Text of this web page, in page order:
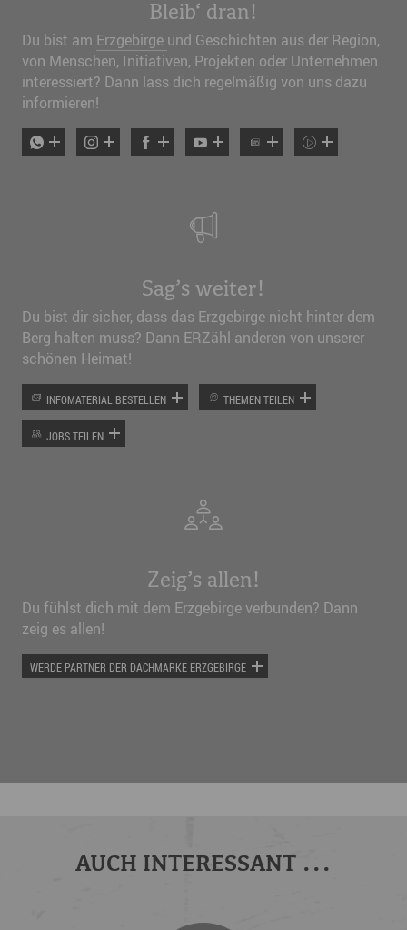
Bleib‘ dran!
Du bist am Erzgebirge und Geschichten aus der Region,
von Menschen, Initiativen, Projekten oder Unternehmen
interessiert? Dann lass dich regelmäßig von uns dazu
informieren!
Sag’s weiter!
Du bist dir sicher, dass das Erzgebirge nicht hinter dem
Berg halten muss? Dann ERZähl anderen von unserer
schönen Heimat!
INFOMATERIAL BESTELLEN THEMEN TEILEN
JOBS TEILEN
Zeig’s allen!
Du fühlst dich mit dem Erzgebirge verbunden? Dann
zeig es allen!
WERDE PARTNER DER DACHMARKE ERZGEBIRGE
AUCH INTERESSANT ...